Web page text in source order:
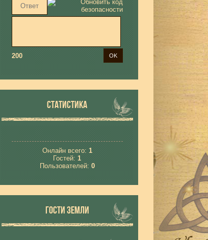
200
СТАТИСТИКА
Онлайн всего: 1
Гостей:1
Пользователей: 0
ГОСТИ ЗЕМЛИ